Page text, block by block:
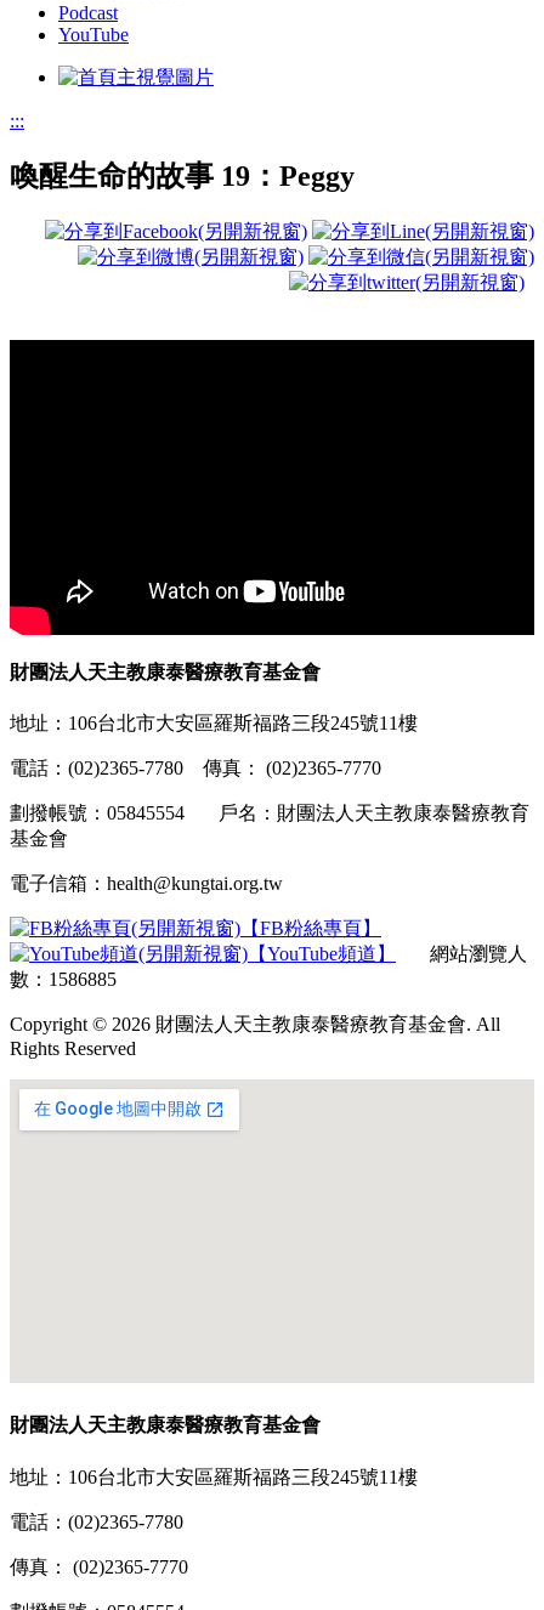
Podcast
YouTube
:::
喚醒生命的故事 19：Peggy
財團法人天主教康泰醫療教育基金會
地址：106台北市大安區羅斯福路三段245號11樓
電話：(02)2365-7780 傳真： (02)2365-7770
劃撥帳號：05845554 戶名：財團法人天主教康泰醫療教育
基金會
電子信箱：health@kungtai.org.tw
【FB粉絲專頁】
【YouTube頻道】
網站瀏覽人
數：1586885
Copyright © 2026 財團法人天主教康泰醫療教育基金會. All
Rights Reserved
財團法人天主教康泰醫療教育基金會
地址：106台北市大安區羅斯福路三段245號11樓
電話：(02)2365-7780
傳真： (02)2365-7770